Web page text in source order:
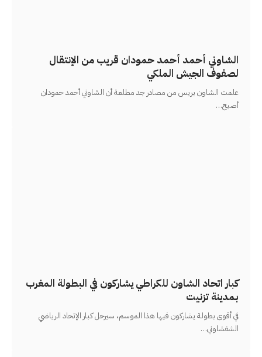
الشاوني أحمد أحمد حمودان قريب من الإنتقال
لصفوف الجيش الملكي
علمت الشاون بريس من مصادر جد مطلعة أن الشاوني أحمد حمودان
أصبح…
كبار اتحاد الشاون للكراطي يشاركون في البطولة المغرب
بمدينة تزنيت
في أقوى بطولة يشاركون فيها هذا الموسم، سيرحل كبار الإتحاد الرياضي
الشفشاوني…